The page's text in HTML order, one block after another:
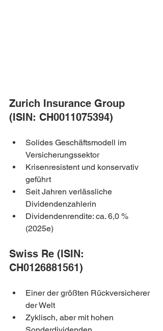
Zurich Insurance Group
(ISIN: CH0011075394)
Solides Geschäftsmodell im
Versicherungssektor
Krisenresistent und konservativ
geführt
Seit Jahren verlässliche
Dividendenzahlerin
Dividendenrendite: ca. 6,0 %
(2025e)
Swiss Re (ISIN:
CH0126881561)
Einer der größten Rückversicherer
der Welt
Zyklisch, aber mit hohen